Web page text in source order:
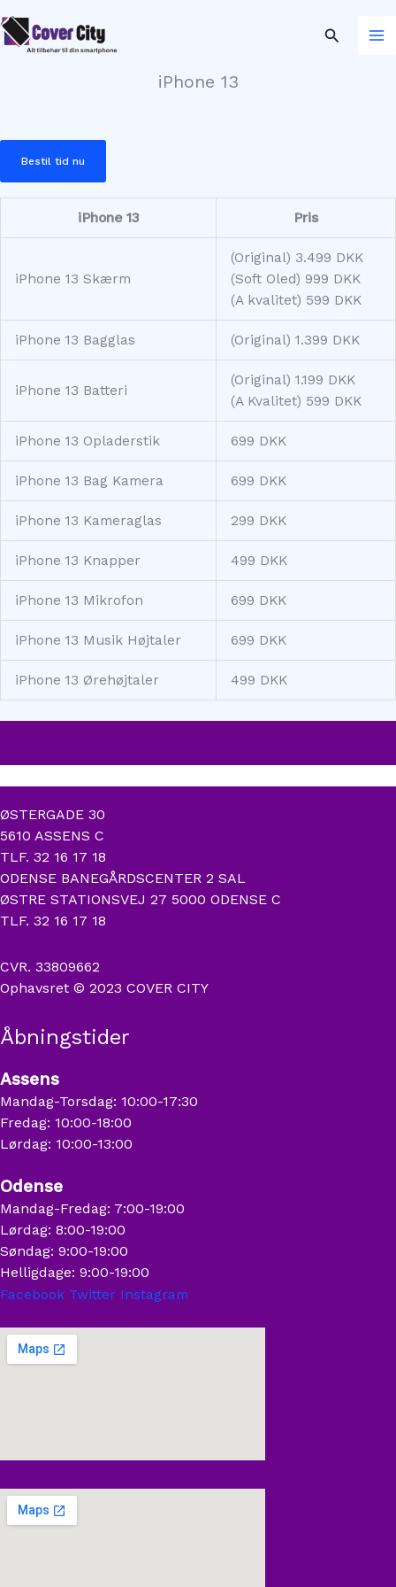
til
indholdet
Søg
iPhone 13
Bestil tid nu
iPhone 13 Pris
iPhone 13 Skærm
(Original) 3.499 DKK
(Soft Oled) 999 DKK
(A kvalitet) 599 DKK
iPhone 13 Bagglas (Original) 1.399 DKK
iPhone 13 Batteri
(Original) 1.199 DKK
(A Kvalitet) 599 DKK
iPhone 13 Opladerstik 699 DKK
iPhone 13 Bag Kamera 699 DKK
iPhone 13 Kameraglas 299 DKK
iPhone 13 Knapper 499 DKK
iPhone 13 Mikrofon 699 DKK
iPhone 13 Musik Højtaler 699 DKK
iPhone 13 Ørehøjtaler 499 DKK
ØSTERGADE 30
5610 ASSENS C
TLF. 32 16 17 18
ODENSE BANEGÅRDSCENTER 2 SAL
ØSTRE STATIONSVEJ 27 5000 ODENSE C
TLF. 32 16 17 18
CVR. 33809662
Ophavsret © 2023 COVER CITY
Åbningstider
Assens
Mandag-Torsdag: 10:00-17:30
Fredag: 10:00-18:00
Lørdag: 10:00-13:00
Odense
Mandag-Fredag: 7:00-19:00
Lørdag: 8:00-19:00
Søndag: 9:00-19:00
Helligdage: 9:00-19:00
Facebook Twitter Instagram